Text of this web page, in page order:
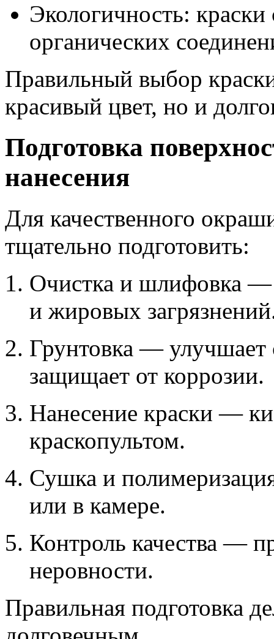
Экологичность:
органических
Правильный выбор
красивый цвет, но и
Подготовка
нанесения
Для качественного
тщательно подготовить:
Очистка и шлифовка —
и жировых
Грунтовка — улучшает
защищает от коррозии.
Нанесение краски —
краскопультом.
Сушка и
или в камере.
Контроль качества —
неровности.
Правильная подготовка